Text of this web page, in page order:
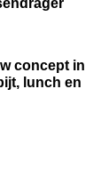
concept in
lunch en